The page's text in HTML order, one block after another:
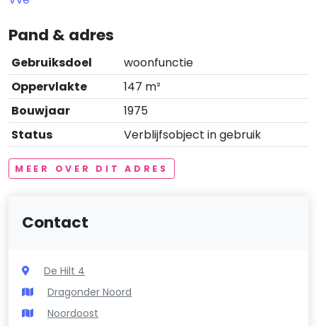
Pand & adres
Gebruiksdoel
woonfunctie
Oppervlakte
147 m²
Bouwjaar
1975
Status
Verblijfsobject in gebruik
MEER OVER DIT ADRES
Contact
De Hilt 4
Dragonder Noord
Noordoost